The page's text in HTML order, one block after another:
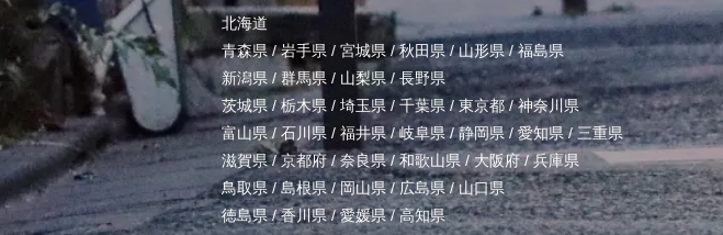
北海道
青森県/岩手県 / 宮城県 /秋田県 /山形県/福島県
新潟県 / 群馬県 / 山梨県/長野県
茨城県 / 栃木県 / 埼玉県/ 千葉県 /東京都/神奈川県
富山県/ 石川県 / 福井県/岐阜県/静岡県/ 愛知県 / 三重県
滋賀県/京都府/奈良県/和歌山県 /大阪府/兵庫県
鳥取県/島根県/岡山県/広島県/山口県
徳島県/香川県/愛媛県/高知県